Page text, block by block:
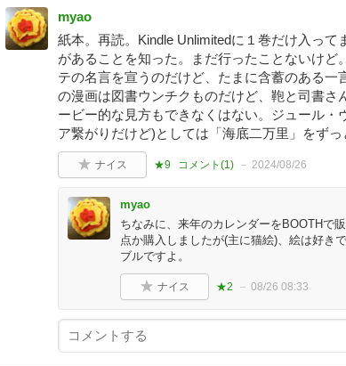
myao
紙本。再読。Kindle Unlimitedに１巻だけ入って
があることを知った。まだ行ったことないけ
テの名言を宣うのだけど、たまに含蓄のある一
の漫画は図書ウンチクものだけど、鞄と司書さ
ービー的な見方もできなくはない。ジュール・
ア繋がりだけど)としては「海底二万里」をずっ
ナイス ★9 コメント(1) 2024/08/26
myao
ちなみに、来年のカレンダーをBOOTHで
点か購入しましたが(主に猫絵)、絵は好き
ブルですよ。
ナイス ★2 08/26 08:33